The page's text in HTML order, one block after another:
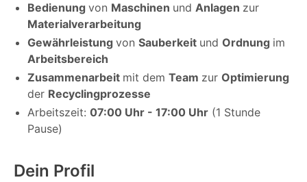
Bedienung von Maschinen und Anlagen zur
Materialverarbeitung
Gewährleistung von Sauberkeit und Ordnung im
Arbeitsbereich
Zusammenarbeit mit dem Team zur Optimierung
der Recyclingprozesse
Arbeitszeit: 07:00 Uhr - 17:00 Uhr (1 Stunde
Pause)
Dein Profil